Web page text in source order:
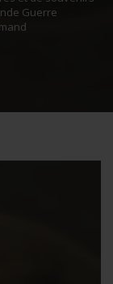
Guerre